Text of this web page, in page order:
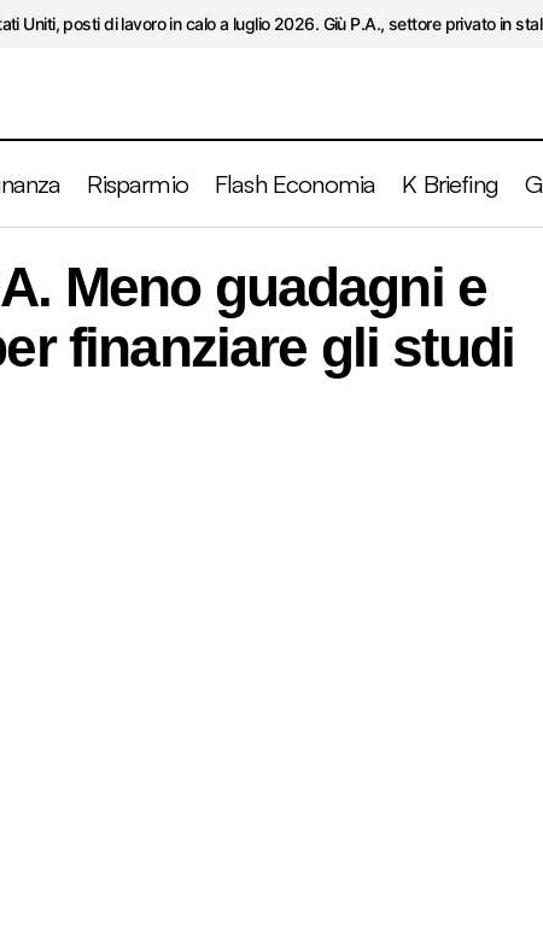
Uniti, posti di lavoro in calo a luglio 2026. Giù P.A., settore privato in
Risparmio Flash Economia K Briefing
USA. Meno guadagni e debiti record per
Meno guadagni e
finanziare gli studi